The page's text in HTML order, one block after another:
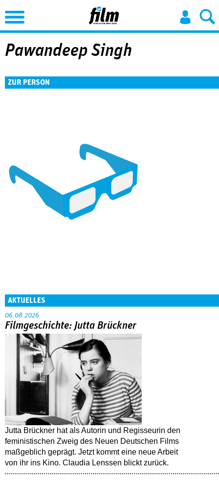
Jump to Navigation
Pawandeep Singh
ZUR PERSON
AKTUELLES
06.08.2026
Filmgeschichte: Jutta Brückner
Jutta Brückner hat als Autorin und Regisseurin den
feministischen Zweig des Neuen Deutschen Films
maßgeblich geprägt. Jetzt kommt eine neue Arbeit
von ihr ins Kino. Claudia Lenssen blickt zurück.